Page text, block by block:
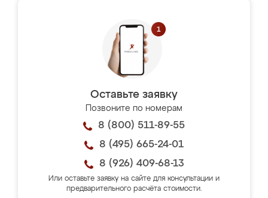
Оставьте заявку
Позвоните по номерам
8 (800) 511-89-55
8 (495) 665-24-01
8 (926) 409-68-13
Или оставьте заявку на сайте для консультации и
предварительного расчёта стоимости.